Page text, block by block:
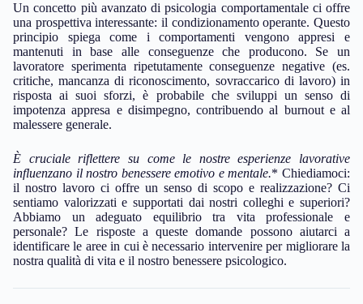
Un concetto più avanzato di psicologia comportamentale ci offre
una prospettiva interessante: il condizionamento operante. Questo
principio spiega come i comportamenti vengono appresi e
mantenuti in base alle conseguenze che producono. Se un
lavoratore sperimenta ripetutamente conseguenze negative (es.
critiche, mancanza di riconoscimento, sovraccarico di lavoro) in
risposta ai suoi sforzi, è probabile che sviluppi un senso di
impotenza appresa e disimpegno, contribuendo al burnout e al
malessere generale.
È cruciale riflettere su come le nostre esperienze lavorative
influenzano il nostro benessere emotivo e mentale.* Chiediamoci:
il nostro lavoro ci offre un senso di scopo e realizzazione? Ci
sentiamo valorizzati e supportati dai nostri colleghi e superiori?
Abbiamo un adeguato equilibrio tra vita professionale e
personale? Le risposte a queste domande possono aiutarci a
identificare le aree in cui è necessario intervenire per migliorare la
nostra qualità di vita e il nostro benessere psicologico.